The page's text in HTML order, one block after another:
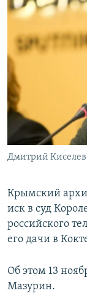
ТЕЛЕПРОЕКТ
СОВЕТЫ
ПРОПАВШИЕ БЕЗ
ПОБЕДИТЕЛЕЙ НЕ
ELIFBE
УКРАИНСКАЯ
Українською
Qırımtatar
ПРИСОЕДИНЯЙТЕСЬ!
Все сайты
Дмитрий Киселев
Крымский
иск в суд
российского
его дачи в
Об этом 13
Мазурин.